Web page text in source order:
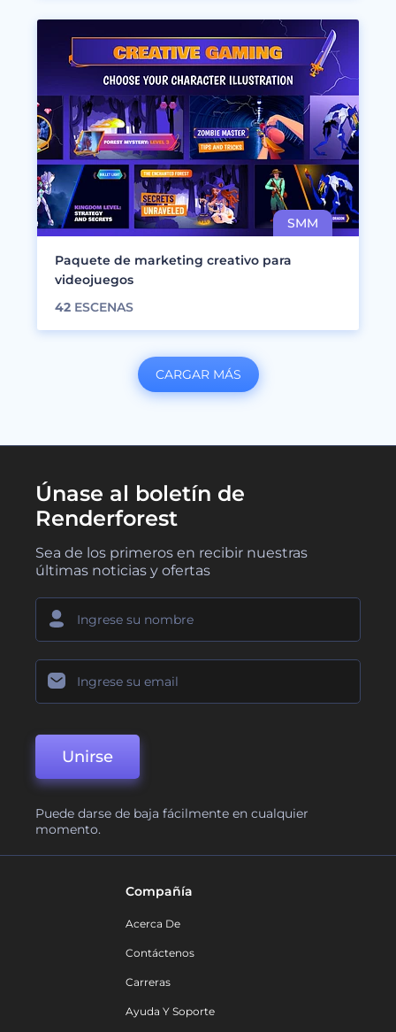
Paquete de marketing creativo para
videojuegos
42 ESCENAS
CARGAR MÁS
Únase al boletín de
Renderforest
Sea de los primeros en recibir nuestras
últimas noticias y ofertas
Unirse
Puede darse de baja fácilmente en cualquier
momento.
Compañía
Acerca De
Contáctenos
Carreras
Ayuda Y Soporte